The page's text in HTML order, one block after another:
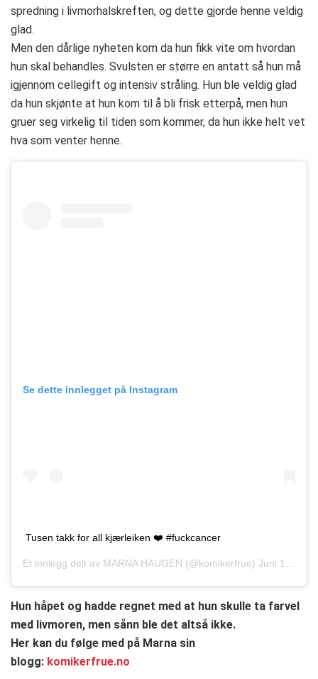
spredning i livmorhalskreften, og dette gjorde henne veldig
glad.
Men den dårlige nyheten kom da hun fikk vite om hvordan
hun skal behandles. Svulsten er større en antatt så hun må
igjennom cellegift og intensiv stråling. Hun ble veldig glad
da hun skjønte at hun kom til å bli frisk etterpå, men hun
gruer seg virkelig til tiden som kommer, da hun ikke helt vet
hva som venter henne.
Se dette innlegget på Instagram
Tusen takk for all kjærleiken ❤️ #fuckcancer
Et innlegg delt av MARNA HAUGEN (@komikerfrue) Juni 12, 2019 kl. 2:39 PDT
Hun håpet og hadde regnet med at hun skulle ta farvel
med livmoren, men sånn ble det altså ikke.
Her kan du følge med på Marna sin
blogg: komikerfrue.no